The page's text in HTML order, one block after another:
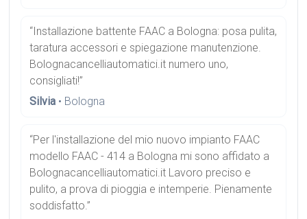
“Installazione battente FAAC a Bologna: posa pulita,
taratura accessori e spiegazione manutenzione.
Bolognacancelliautomatici.it numero uno,
consigliati!”
Silvia • Bologna
“Per l'installazione del mio nuovo impianto FAAC
modello FAAC - 414 a Bologna mi sono affidato a
Bolognacancelliautomatici.it Lavoro preciso e
pulito, a prova di pioggia e intemperie. Pienamente
soddisfatto.”